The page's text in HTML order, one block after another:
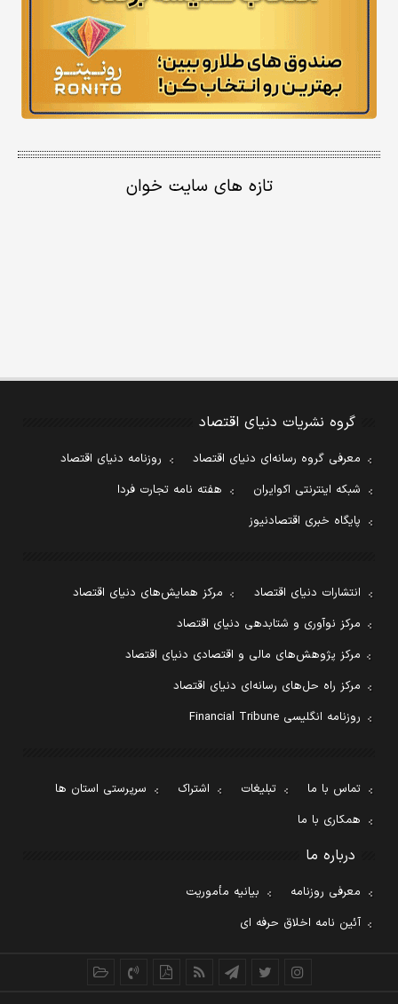
تازه های سایت خوان
گروه نشریات دنیای اقتصاد
معرفی گروه رسانه‌ای دنیای اقتصاد
روزنامه دنیای اقتصاد
شبکه اینترنتی اکوایران
هفته نامه تجارت فردا
پایگاه خبری اقتصادنیوز
انتشارات دنیای اقتصاد
مرکز همایش‌های دنیای اقتصاد
مرکز نوآوری و شتابدهی دنیای اقتصاد
مرکز پژوهش‌های مالی و اقتصادی دنیای اقتصاد
مرکز راه حل‌های رسانه‌ای دنیای اقتصاد
روزنامه انگلیسی Financial Tribune
تماس با ما تبلیغات اشتراک
سرپرستی استان ها
همکاری با ما
درباره ما
معرفی روزنامه
بیانیه مأموریت
آئین نامه اخلاق حرفه ای